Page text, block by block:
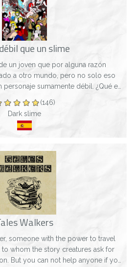
que un slime
un joven que por alguna razón
a otro mundo, pero no solo eso
sumamente débil. ¿Qué es
(146)
Dark slime
Walkers
someone with the power to travel
to whom the story creatures ask for
But you can not help anyone if you